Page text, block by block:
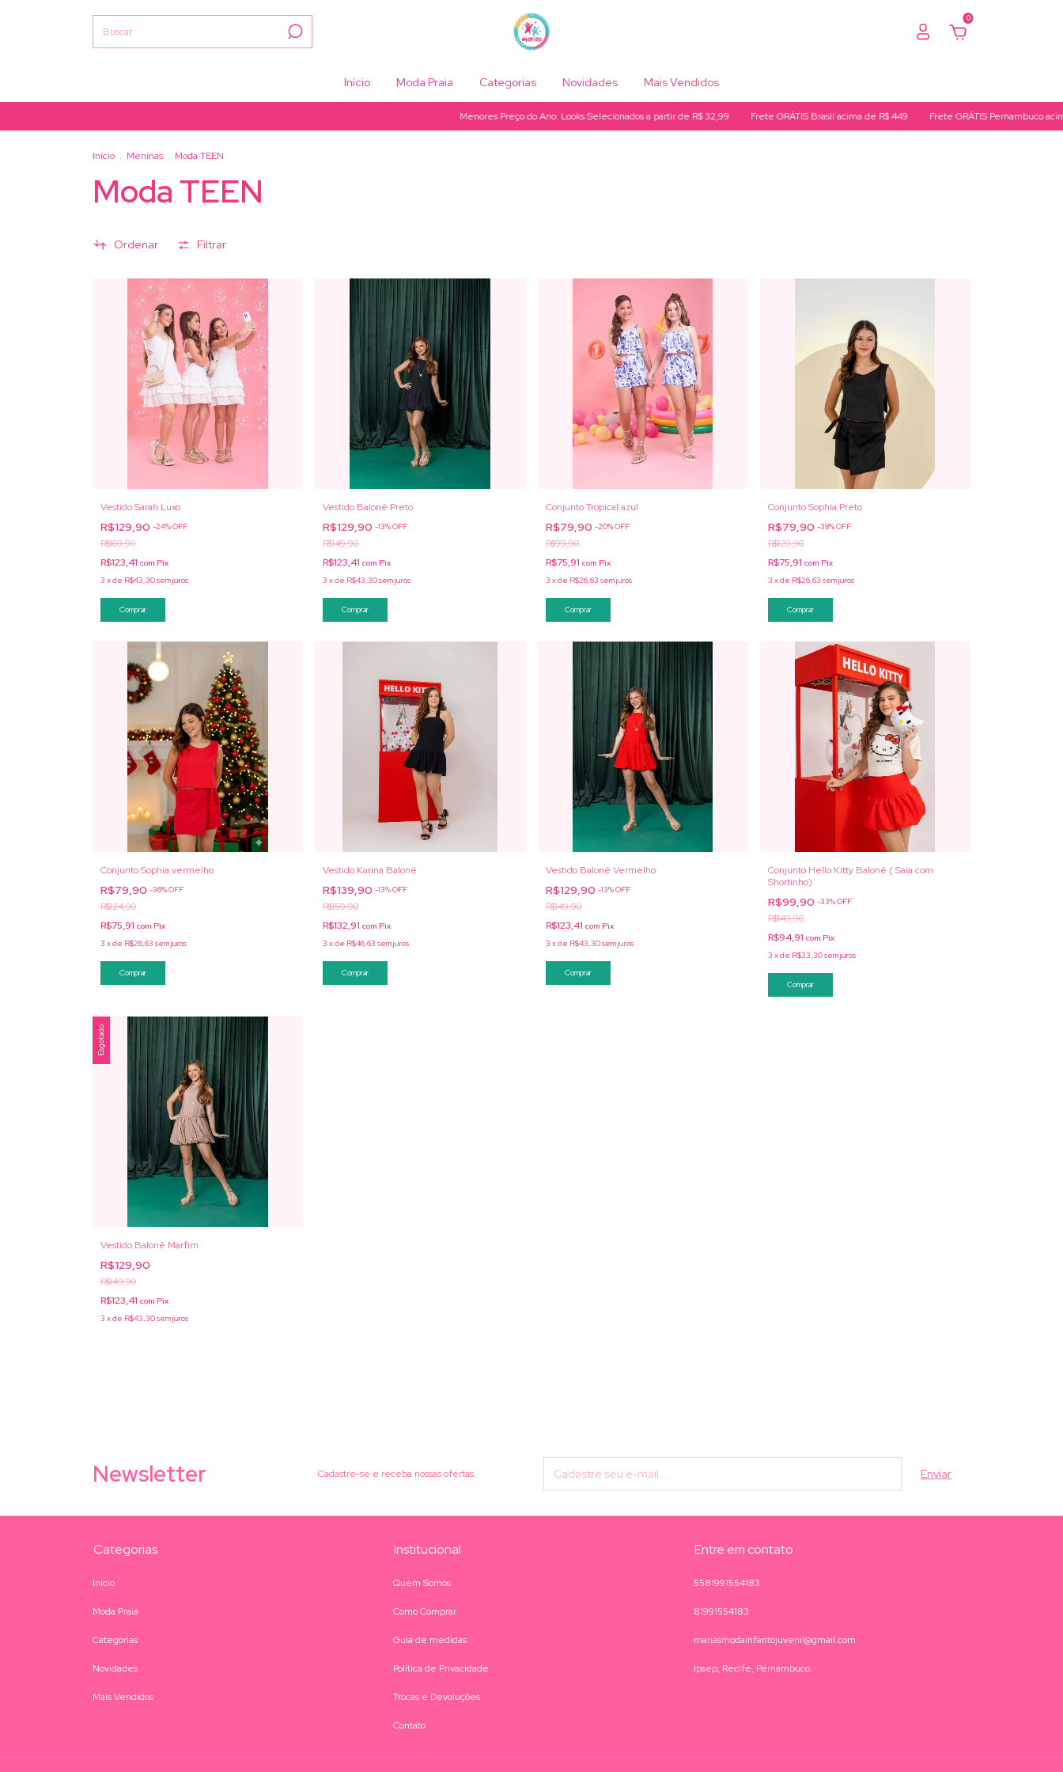
0
Início Moda Praia Categorias Novidades Mais Vendidos
Menores Preço do Ano: Looks Selecionados a partir de R$ 32,99 Frete GRÁTIS Brasil acima de R$ 449 Frete GRÁTIS Pernambuco acima de R$
Início . Meninas . Moda TEEN
Moda TEEN
Ordenar Filtrar
Vestido Sarah Luxo
R$129,90 -24%OFF
R$169,90
R$123,41 com Pix
3 xde R$43,30sem juros
Comprar
Vestido Balonê Preto
R$129,90-13%OFF
R$149,90
R$123,41com Pix
3 xde R$43,30sem juros
Comprar
Conjunto Tropical azul
R$79,90 -20%OFF
R$99,90
R$75,91 com Pix
3 xde R$26,63 sem juros
Comprar
Conjunto Sophia Preto
R$79,90 -38%OFF
R$129,90
R$75,91 com Pix
3 xde R$26,63 sem juros
Comprar
Conjunto Sophia vermelho
R$79,90 -36%OFF
R$124,90
R$75,91 com Pix
3 xde R$26,63 sem juros
Comprar
Vestido Karina Balonê
R$139,90-13%OFF
R$159,90
R$132,91com Pix
3 xde R$46,63 sem juros
Comprar
Vestido Balonê Vermelho
R$129,90 -13%OFF
R$149,90
R$123,41 com Pix
3 xde R$43,30sem juros
Comprar
Conjunto Hello Kitty Balonê ( Saia com
Shortinho)
R$99,90 -33%OFF
R$149,90
R$94,91 com Pix
3 xde R$33,30sem juros
Comprar
Esgotado
Vestido Balonê Marfim
R$129,90
R$149,90
R$123,41 com Pix
3 xde R$43,30sem juros
Newsletter Cadastre-se e receba nossas ofertas.
Categorias
Início
Moda Praia
Categorias
Novidades
Mais Vendidos
Institucional
Quem Somos
Como Comprar
Guia de medidas
Política de Privacidade
Trocas e Devoluções
Contato
Entre em contato
5581991554183
81991554183
mariasmodainfantojuvenil@gmail.com
Ipsep, Recife, Pernambuco